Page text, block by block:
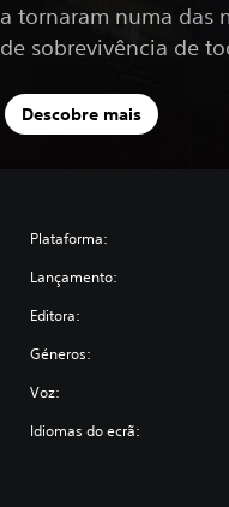
a tornaram numa das
de sobrevivência de
Descobre mais
Plataforma:
Lançamento:
Editora:
Géneros:
Voz:
Idiomas do ecrã: